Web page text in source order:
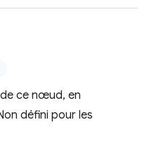
ce nœud, en
défini pour les